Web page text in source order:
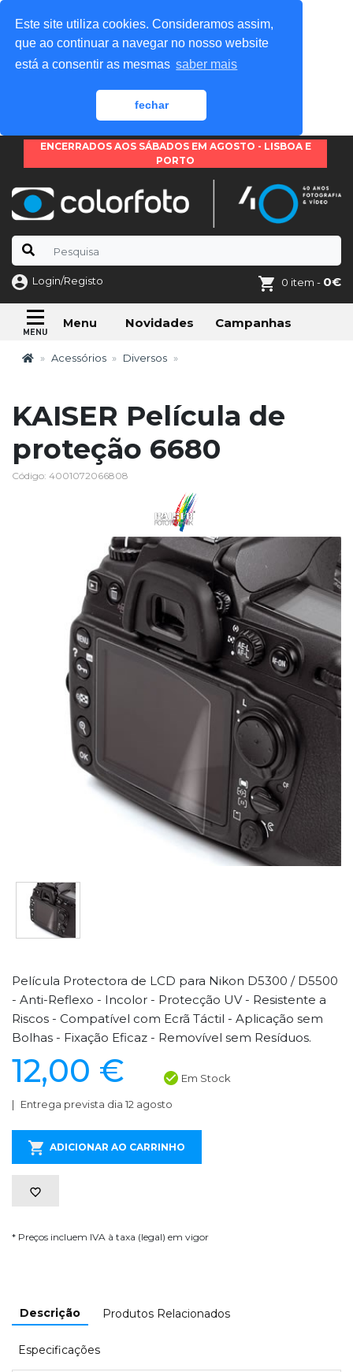
Este site utiliza cookies. Consideramos assim,
que ao continuar a navegar no nosso website
está a consentir as mesmas saber mais
fechar
ENCERRADOS AOS SÁBADOS EM AGOSTO - LISBOA E
PORTO
Login/Registo 0 item - 0€
Menu Novidades Campanhas
Acessórios Diversos
KAISER Película de
proteção 6680
Código: 4001072066808
Película Protectora de LCD para Nikon D5300 / D5500
- Anti-Reflexo - Incolor - Protecção UV - Resistente a
Riscos - Compatível com Ecrã Táctil - Aplicação sem
Bolhas - Fixação Eficaz - Removível sem Resíduos.
12,00 € Em Stock
Entrega prevista dia 12 agosto
ADICIONAR AO CARRINHO
* Preços incluem IVA à taxa (legal) em vigor
Descrição Produtos Relacionados
Especificações